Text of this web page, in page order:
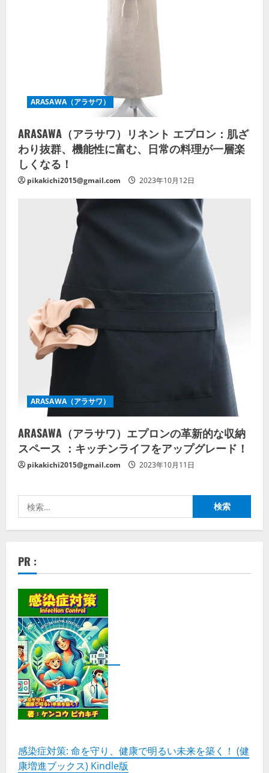
ARASAWA（アラサワ）
ARASAWA（アラサワ）リネント エプロン：肌ざ
わり抜群、機能性に富む、日常の料理が一層楽
しくなる！
pikakichi2015@gmail.com 2023年10月12日
ARASAWA（アラサワ）
ARASAWA（アラサワ）エプロンの革新的な収納
スペース ：キッチンライフをアップグレード！
pikakichi2015@gmail.com 2023年10月11日
索:
PR :
感染症対策: 命を守り、健康で明るい未来を築く！ (健
康増進ブックス) Kindle版